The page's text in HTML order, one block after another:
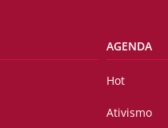
AGENDA
Hot
Ativismo